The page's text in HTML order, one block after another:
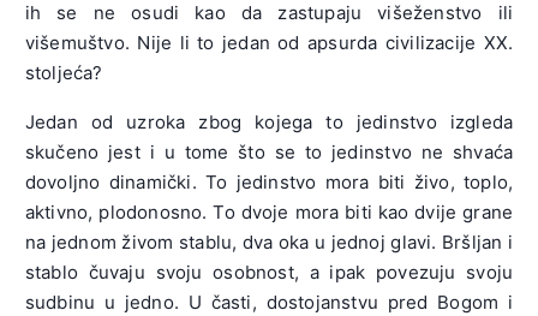
ih se ne osudi kao da zastupaju višeženstvo ili
višemuštvo. Nije li to jedan od apsurda civilizacije XX.
stoljeća?
Jedan od uzroka zbog kojega to jedinstvo izgleda
skučeno jest i u tome što se to jedinstvo ne shvaća
dovoljno dinamički. To jedinstvo mora biti živo, toplo,
aktivno, plodonosno. To dvoje mora biti kao dvije grane
na jednom živom stablu, dva oka u jednoj glavi. Bršljan i
stablo čuvaju svoju osobnost, a ipak povezuju svoju
sudbinu u jedno. U časti, dostojanstvu pred Bogom i